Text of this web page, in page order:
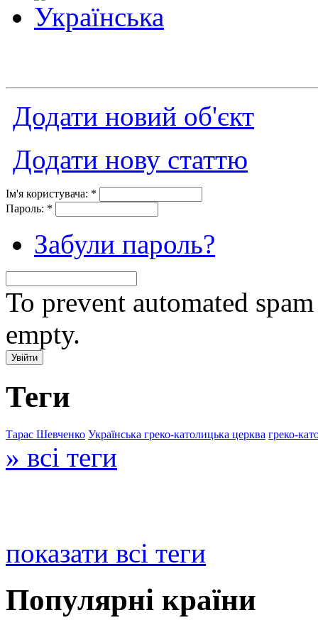
Додати новий об'єкт
Додати нову статтю
Ім'я користувача: *
Пароль: *
Забули пароль?
To prevent automated
empty.
Теги
Тарас Шевченко Українська греко-католицька церква греко-
» всі теги
показати всі теги
Популярні країни